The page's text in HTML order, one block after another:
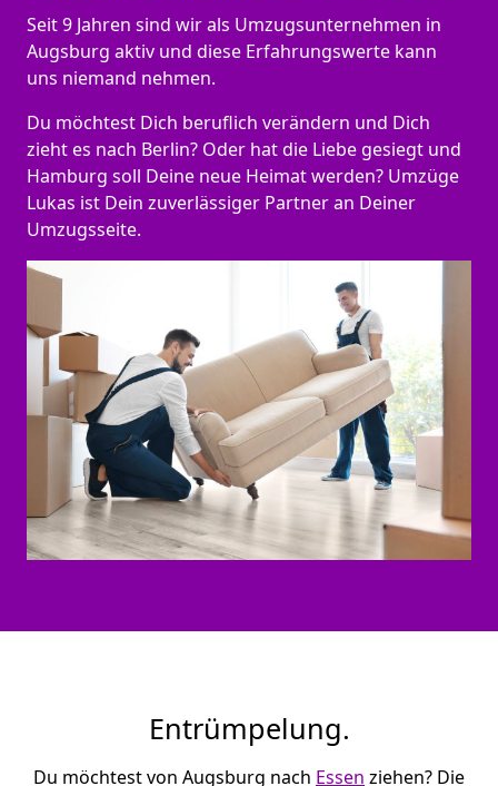
Seit 9 Jahren sind wir als Umzugsunternehmen in
Augsburg aktiv und diese Erfahrungswerte kann
uns niemand nehmen.
Du möchtest Dich beruflich verändern und Dich
zieht es nach Berlin? Oder hat die Liebe gesiegt und
Hamburg soll Deine neue Heimat werden? Umzüge
Lukas ist Dein zuverlässiger Partner an Deiner
Umzugsseite.
Entrümpelung.
Du möchtest von Augsburg nach Essen ziehen? Die